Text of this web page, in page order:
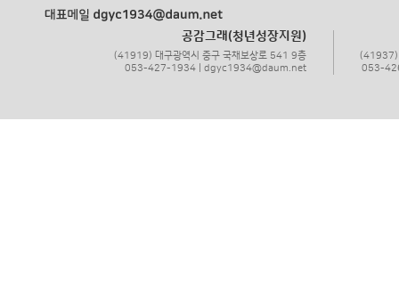
공감그래(청년성장지원)
(41919) 대구광역시 중구 국채보상로 541 9층
053-427-1934 | dgyc1934@daum.net
(41937)
053-